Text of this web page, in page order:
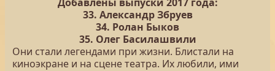
33. Александр Збруев
34. Ролан Быков
35. Олег Басилашвили
Они стали легендами при жизни. Блистали на
киноэкране и на сцене театра. Их любили, ими